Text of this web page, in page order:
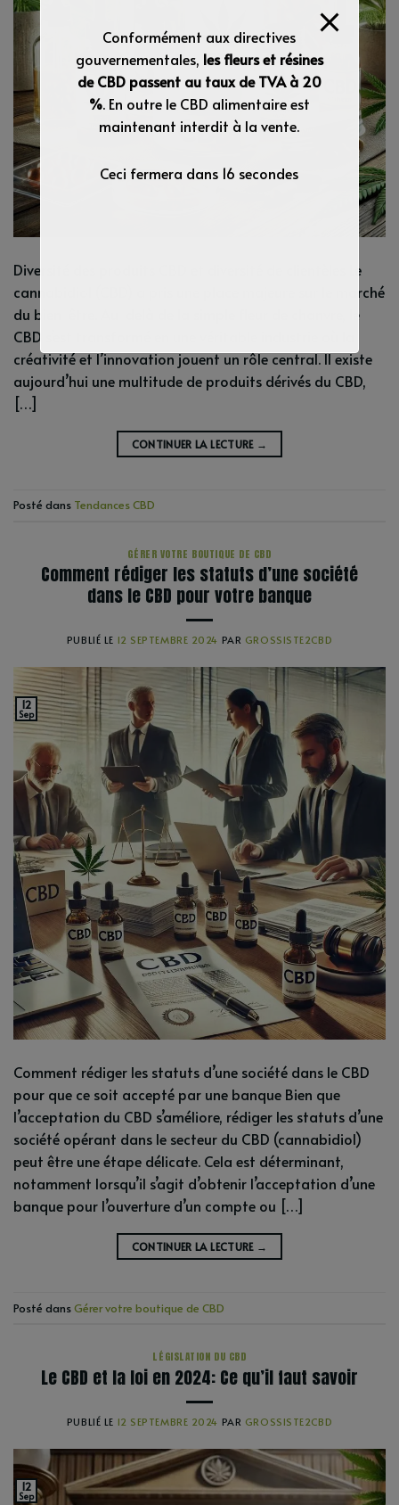
Diversité des produits CBD et diversité de clientèles Le
cannabidiol (CBD) a pris une place majeure sur le marché
du bien-être. Au-delà de la simple fleur de chanvre, le
CBD s’est transformé en une véritable industrie où la
créativité et l’innovation jouent un rôle central. Il existe
aujourd’hui une multitude de produits dérivés du CBD,
[…]
CONTINUER LA LECTURE →
Posté dans Tendances CBD
GÉRER VOTRE BOUTIQUE DE CBD
Comment rédiger les statuts d’une société
dans le CBD pour votre banque
PUBLIÉ LE 12 SEPTEMBRE 2024 PAR GROSSISTE2CBD
12
Sep
Comment rédiger les statuts d’une société dans le CBD
pour que ce soit accepté par une banque Bien que
l’acceptation du CBD s’améliore, rédiger les statuts d’une
société opérant dans le secteur du CBD (cannabidiol)
peut être une étape délicate. Cela est déterminant,
notamment lorsqu’il s’agit d’obtenir l’acceptation d’une
banque pour l’ouverture d’un compte ou […]
CONTINUER LA LECTURE →
Posté dansGérer votre boutique de CBD
LÉGISLATION DU CBD
Le CBD et la loi en 2024: Ce qu’il faut savoir
PUBLIÉ LE 12 SEPTEMBRE 2024 PAR GROSSISTE2CBD
12
Sep
Conformément aux directives
gouvernementales, les fleurs et résines
de CBD passent au taux de TVA à 20
%. En outre le CBD alimentaire est
maintenant interdit à la vente.
Ceci fermera dans 15 secondes